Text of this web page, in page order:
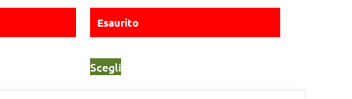
Esaurito
Scegli